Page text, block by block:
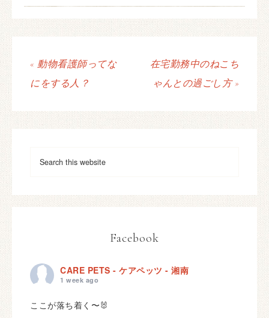
« 動物看護師ってな
にをする人？
在宅勤務中のねこち
ゃんとの過ごし方 »
Facebook
CARE PETS - ケアペッツ - 湘南
1 week ago
ここが落ち着く〜🐰